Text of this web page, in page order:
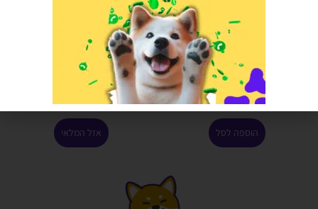
חטיף פרימיו קוביות סלמון ועוף
הרוויחו 0.95 נקודות ⭐
₪19.00
הוספה לסל
6 ק"ג
הרוויחו 12.50 נקודות ⭐
₪250.00
אזל המלאי